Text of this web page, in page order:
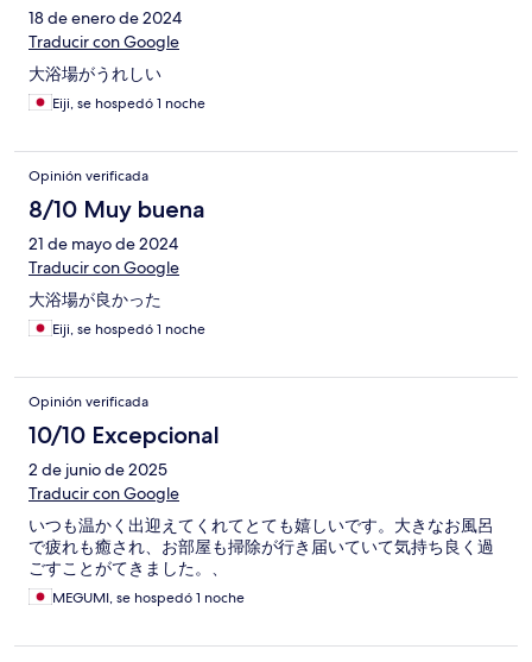
18 de enero de 2024
Traducir con Google
大浴場がうれしい
Eiji, se hospedó 1 noche
Opinión verificada
8/10 Muy buena
21 de mayo de 2024
Traducir con Google
大浴場が良かった
Eiji, se hospedó 1 noche
Opinión verificada
10/10 Excepcional
2 de junio de 2025
Traducir con Google
いつも温かく出迎えてくれてとても嬉しいです。大きなお風呂
で疲れも癒され、お部屋も掃除が行き届いていて気持ち良く過
ごすことがてきました。、
MEGUMI, se hospedó 1 noche